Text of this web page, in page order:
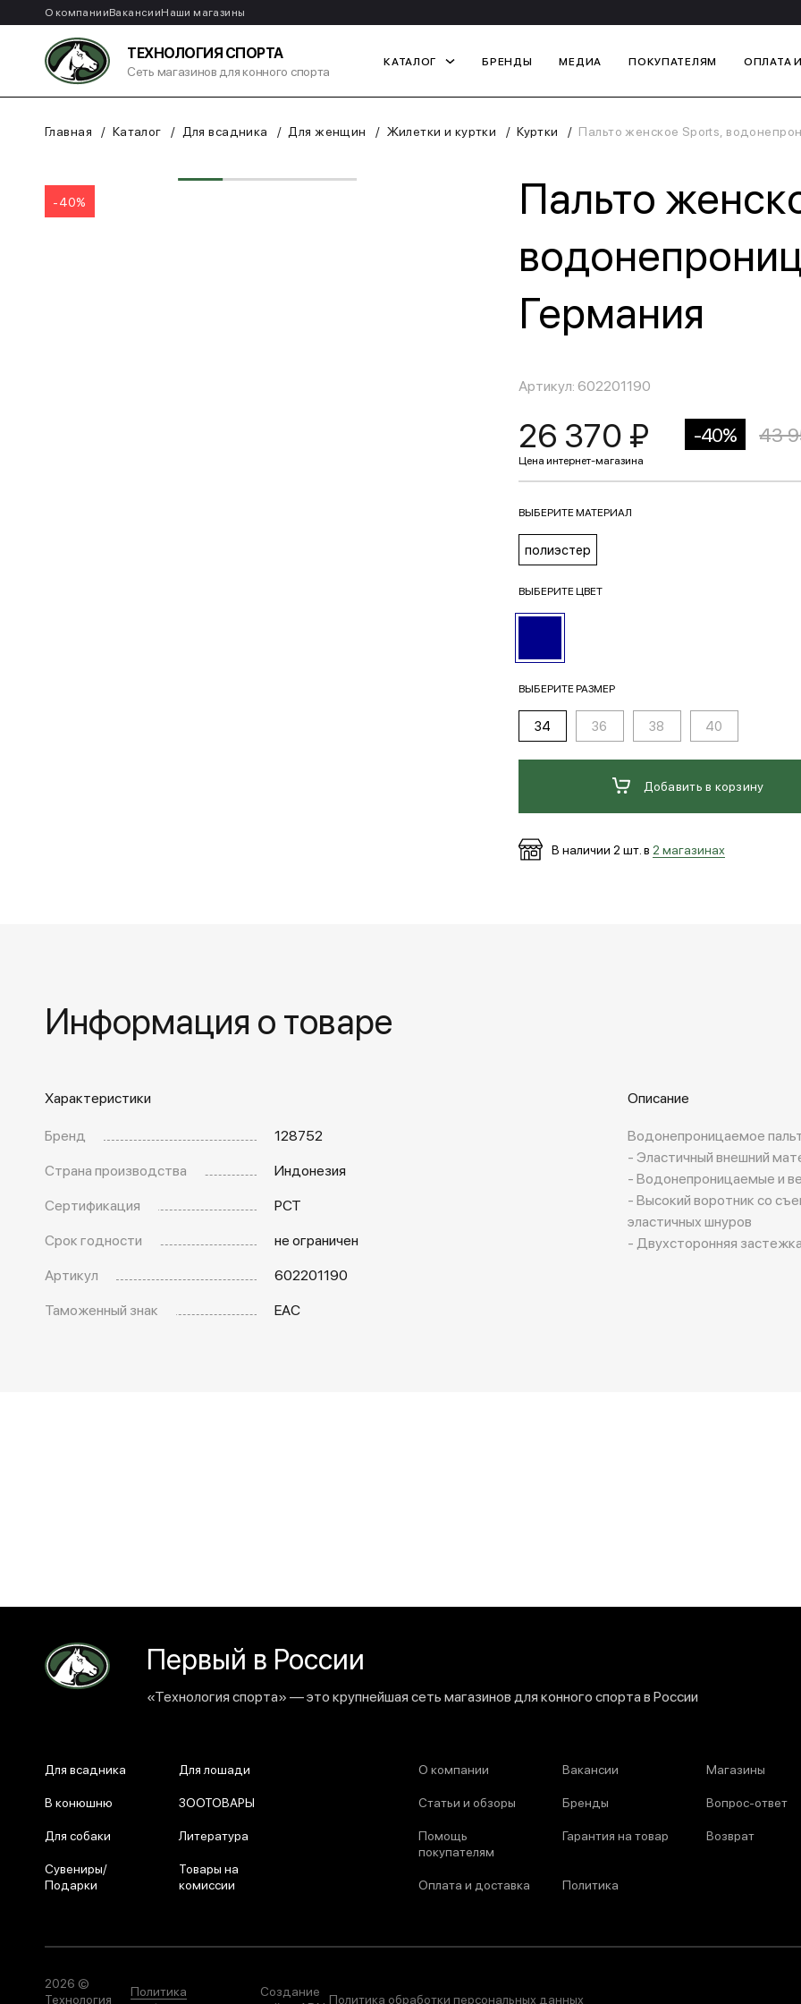
О компанииВакансииНаши магазины
ТЕХНОЛОГИЯ СПОРТА
Сеть магазинов для конного спорта
КАТАЛОГ БРЕНДЫ МЕДИА ПОКУПАТЕЛЯМ ОПЛАТА
Главная Каталог Для всадника Для женщин Жилетки и куртки Куртки Пальто женское Sports,
-40%
Пальто
Германия
Артикул: 602201190
26 370 ₽ -40% 43
ВЫБЕРИТЕ МАТЕРИАЛ
полиэстер
ВЫБЕРИТЕ ЦВЕТ
ВЫБЕРИТЕ РАЗМЕР
34 36 38 40
Добавить в корзину
В наличии 2 шт. в 2 магазинах
Информация о товаре
Характеристики
Бренд
128752
Страна производства
Индонезия
Сертификация
РСТ
Срок годности
не ограничен
Артикул
602201190
Таможенный знак
EAC
Описание
Водонепроницаемое
- Эластичный внешний
- Водонепроницаемые и
- Высокий воротник со
эластичных шнуров
- Двухсторонняя
Первый в России
«Технология спорта» — это крупнейшая сеть магазинов для конного спорта в России
Для всадника Для лошади
В конюшню ЗООТОВАРЫ
Для собаки Литература
Сувениры/
Подарки
Товары на
комиссии
О компании Вакансии Магазины
Статьи и обзоры Бренды Вопрос-ответ
Помощь
покупателям
Гарантия на товар Возврат
Оплата и доставка Политика
2026 ©
Технология
Политика
Создание
Политика обработки персональных данных